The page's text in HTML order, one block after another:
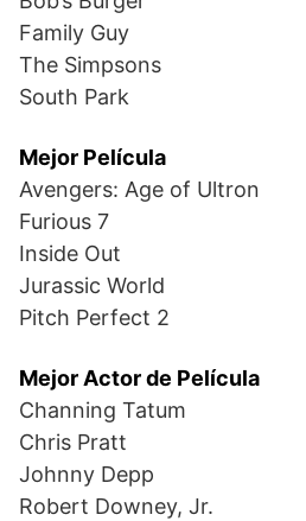
Family Guy
The Simpsons
South Park
Mejor Película
Avengers: Age of Ultron
Furious 7
Inside Out
Jurassic World
Pitch Perfect 2
Mejor Actor de Película
Channing Tatum
Chris Pratt
Johnny Depp
Robert Downey, Jr.